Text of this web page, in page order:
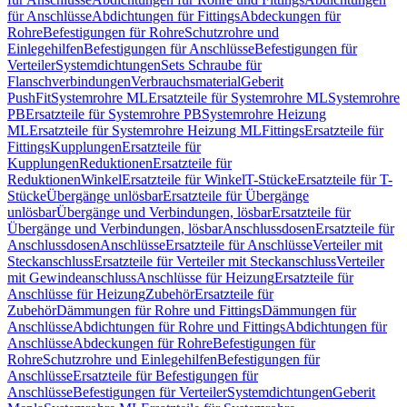
für AnschlüsseAbdichtungen für FittingsAbdeckungen für
RohreBefestigungen für RohreSchutzrohre und
EinlegehilfenBefestigungen für AnschlüsseBefestigungen für
VerteilerSystemdichtungenSets Schraube für
FlanschverbindungenVerbrauchsmaterialGeberit
PushFitSystemrohre MLErsatzteile für Systemrohre MLSystemrohre
PBErsatzteile für Systemrohre PBSystemrohre Heizung
MLErsatzteile für Systemrohre Heizung MLFittingsErsatzteile für
FittingsKupplungenErsatzteile für
KupplungenReduktionenErsatzteile für
ReduktionenWinkelErsatzteile für WinkelT-StückeErsatzteile für T-
StückeÜbergänge unlösbarErsatzteile für Übergänge
unlösbarÜbergänge und Verbindungen, lösbarErsatzteile für
Übergänge und Verbindungen, lösbarAnschlussdosenErsatzteile für
AnschlussdosenAnschlüsseErsatzteile für AnschlüsseVerteiler mit
SteckanschlussErsatzteile für Verteiler mit SteckanschlussVerteiler
mit GewindeanschlussAnschlüsse für HeizungErsatzteile für
Anschlüsse für HeizungZubehörErsatzteile für
ZubehörDämmungen für Rohre und FittingsDämmungen für
AnschlüsseAbdichtungen für Rohre und FittingsAbdichtungen für
AnschlüsseAbdeckungen für RohreBefestigungen für
RohreSchutzrohre und EinlegehilfenBefestigungen für
AnschlüsseErsatzteile für Befestigungen für
AnschlüsseBefestigungen für VerteilerSystemdichtungenGeberit